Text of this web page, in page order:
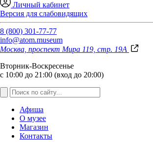
Личный кабинет
Версия для слабовидящих
8 (800) 301-77-77
info@atom.museum
Москва, проспект Мира 119, стр. 19А
Вторник-Воскресенье
с 10:00 до 21:00 (вход до 20:00)
Афиша
О музее
Магазин
Контакты